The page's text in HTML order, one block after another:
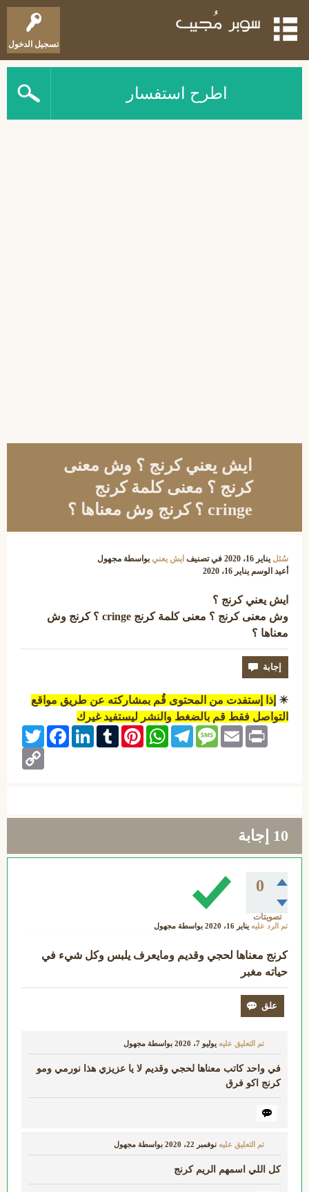
تسجيل الدخول
اطرح استفسار
ايش يعني كرنج ؟ وش معنى
كرنج ؟ معنى كلمة كرنج
cringe ؟ كرنج وش معناها ؟
سُئل يناير 16، 2020 في تصنيف ايش يعني بواسطة مجهول
أعيد الوسم يناير 16، 2020
ايش يعني كرنج ؟
وش معنى كرنج ؟ معنى كلمة كرنج cringe ؟ كرنج وش
معناها ؟
☀ إذا إستفدت من المحتوى قُم بمشاركته عن طريق مواقع
التواصل فقط قم بالضغط والنشر ليستفيد غيرك
Twitter
FacebookLinkedInTumblrPinterest
WhatsAppTelegramMessageEmail Print
Copy
Link
10 إجابة
0
تصويتات
تم الرد عليه يناير 16، 2020 بواسطة مجهول
كرنج معناها لحجي وقديم ومايعرف يلبس وكل شيء في
حياته مغبر
تم التعليق عليه يوليو 7، 2020 بواسطة مجهول
في واحد كاتب معناها لحجي وقديم لا يا عزيزي هذا نورمي ومو
كرنج اكو فرق
تم التعليق عليه نوفمبر 22، 2020 بواسطة مجهول
كل اللي اسمهم الريم كرنج